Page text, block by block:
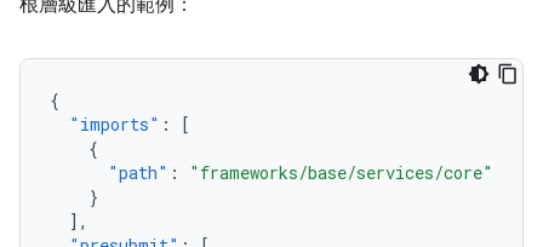
根層級匯入的範例：
{
"imports" :
[
{
"path" :
"frameworks/base/services/core"
}
],